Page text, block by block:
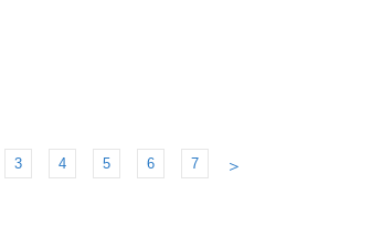
3 4 5 6 7 ＞